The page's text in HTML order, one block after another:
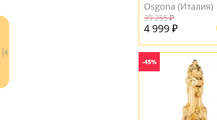
Osgona (Италия)
39 255 ₽
4 999 ₽
-45%